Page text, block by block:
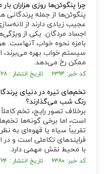
چرا پنگوئن‌ها روزی هزاران
پنگوئن‌ها از جمله پرندگانی
عجیب زیادی دارند از
اجساد مردگان. یکی از
بامزه نحوه خواب آنهاست.
سیستم خواب بهره می‌برند،
ممکن رخ می‌دهد.
کد خبر: ۶۳۹۴ تاریخ انتشار : ۱۴۰۵/۰۳/۲۸
تخم‌های تیره در دنیای
رنگ شب می‌گذارند؟
برخلاف تصور رایج، تخم
است، اما برخی گونه‌ها
تقریباً سیاه یا قهوه‌ای به
فرایند‌های تکاملی است و
با محیط نقش مهمی دارد.
کد خبر: ۶۳۸۰ تاریخ انتشار : ۱۴۰۵/۰۳/۲۴